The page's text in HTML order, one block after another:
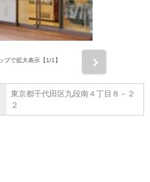
プで拡大表示【1/1】
東京都千代田区九段南４丁目８－２
２